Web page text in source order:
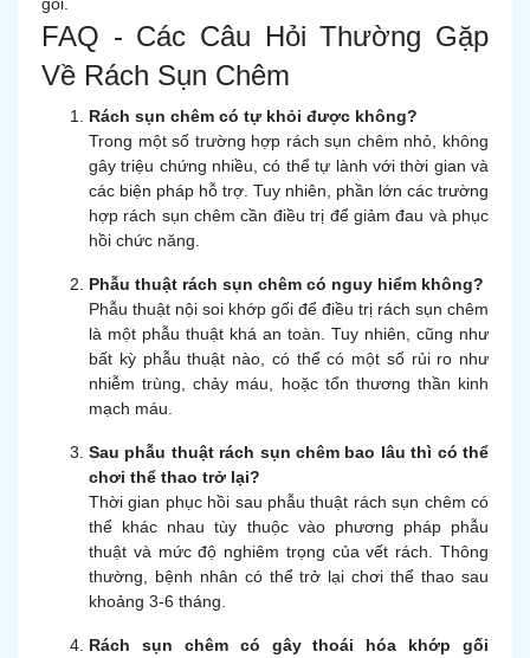
FAQ - Các Câu Hỏi Thường Gặp
Về Rách Sụn Chêm
Rách sụn chêm có tự khỏi được không?
Trong một số trường hợp rách sụn chêm nhỏ, không
gây triệu chứng nhiều, có thể tự lành với thời gian và
các biện pháp hỗ trợ. Tuy nhiên, phần lớn các trường
hợp rách sụn chêm cần điều trị để giảm đau và phục
hồi chức năng.
Phẫu thuật rách sụn chêm có nguy hiểm không?
Phẫu thuật nội soi khớp gối để điều trị rách sụn chêm
là một phẫu thuật khá an toàn. Tuy nhiên, cũng như
bất kỳ phẫu thuật nào, có thể có một số rủi ro như
nhiễm trùng, chảy máu, hoặc tổn thương thần kinh
mạch máu.
Sau phẫu thuật rách sụn chêm bao lâu thì có thể
chơi thể thao trở lại?
Thời gian phục hồi sau phẫu thuật rách sụn chêm có
thể khác nhau tùy thuộc vào phương pháp phẫu
thuật và mức độ nghiêm trọng của vết rách. Thông
thường, bệnh nhân có thể trở lại chơi thể thao sau
khoảng 3-6 tháng.
Rách sụn chêm có gây thoái hóa khớp gối